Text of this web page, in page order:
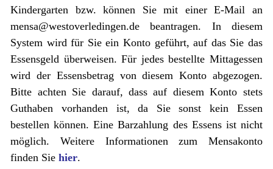
Kindergarten bzw. können Sie mit einer E-Mail an
mensa@westoverledingen.de beantragen. In diesem
System wird für Sie ein Konto geführt, auf das Sie das
Essensgeld überweisen. Für jedes bestellte Mittagessen
wird der Essensbetrag von diesem Konto abgezogen.
Bitte achten Sie darauf, dass auf diesem Konto stets
Guthaben vorhanden ist, da Sie sonst kein Essen
bestellen können. Eine Barzahlung des Essens ist nicht
möglich. Weitere Informationen zum Mensakonto
finden Siehier.